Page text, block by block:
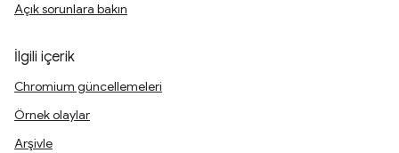
Açık sorunlara bakın
İlgili içerik
Chromium güncellemeleri
Örnek olaylar
Arşivle